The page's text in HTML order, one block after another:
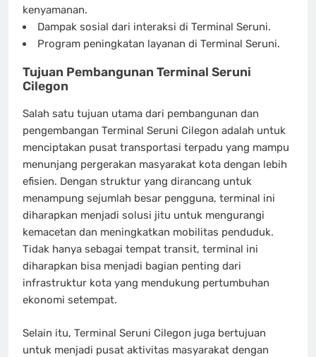
kenyamanan.
Dampak sosial dari interaksi di Terminal Seruni.
Program peningkatan layanan di Terminal Seruni.
Tujuan Pembangunan Terminal Seruni
Cilegon
Salah satu tujuan utama dari pembangunan dan
pengembangan Terminal Seruni Cilegon adalah untuk
menciptakan pusat transportasi terpadu yang mampu
menunjang pergerakan masyarakat kota dengan lebih
efisien. Dengan struktur yang dirancang untuk
menampung sejumlah besar pengguna, terminal ini
diharapkan menjadi solusi jitu untuk mengurangi
kemacetan dan meningkatkan mobilitas penduduk.
Tidak hanya sebagai tempat transit, terminal ini
diharapkan bisa menjadi bagian penting dari
infrastruktur kota yang mendukung pertumbuhan
ekonomi setempat.
Selain itu, Terminal Seruni Cilegon juga bertujuan
untuk menjadi pusat aktivitas masyarakat dengan